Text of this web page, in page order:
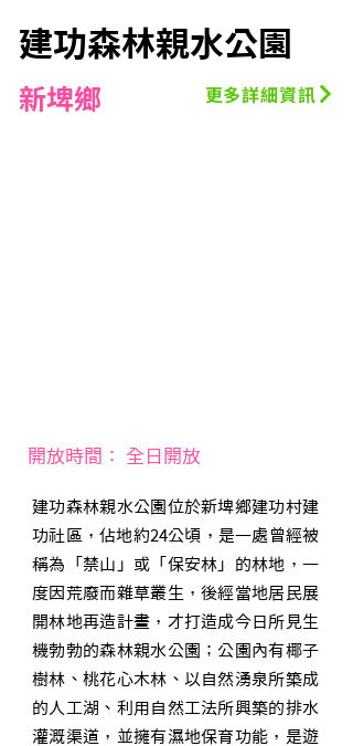
建功森林親水公園
新埤鄉 更多詳細資訊
開放時間： 全日開放
建功森林親水公園位於新埤鄉建功村建
功社區，佔地約24公頃，是一處曾經被
稱為「禁山」或「保安林」的林地，一
度因荒廢而雜草叢生，後經當地居民展
開林地再造計畫，才打造成今日所見生
機勃勃的森林親水公園；公園內有椰子
樹林、桃花心木林、以自然湧泉所築成
的人工湖、利用自然工法所興築的排水
灌溉渠道，並擁有濕地保育功能，是遊